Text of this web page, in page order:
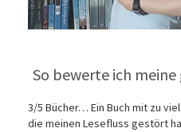
So bewerte ich
3/5 Bücher… Ein Buch mit zu
die meinen Lesefluss gestört